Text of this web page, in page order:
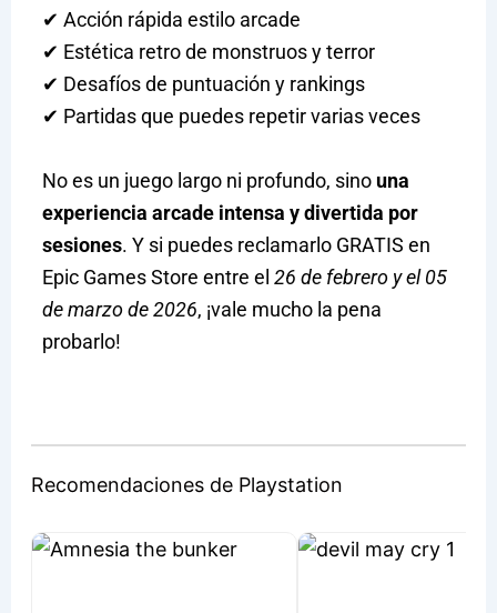
✔ Acción rápida estilo arcade
✔ Estética retro de monstruos y terror
✔ Desafíos de puntuación y rankings
✔ Partidas que puedes repetir varias veces
No es un juego largo ni profundo, sino una
experiencia arcade intensa y divertida por
sesiones. Y si puedes reclamarlo GRATIS en
Epic Games Store entre el 26 de febrero y el 05
de marzo de 2026, ¡vale mucho la pena
probarlo!
Recomendaciones de Playstation